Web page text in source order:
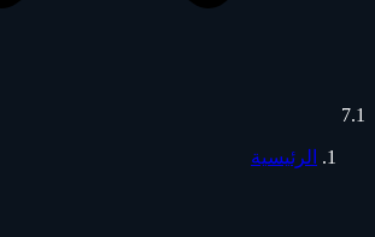
7.1
الرئيسية